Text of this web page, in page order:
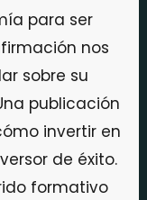
para ser
nos
sobre su
publicación
invertir en
de éxito.
formativo